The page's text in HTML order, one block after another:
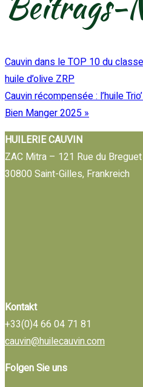
Cauvin dans le TOP 10 du
huile d’olive ZRP
Cauvin récompensée : l’huile
Bien Manger 2025 »
HUILERIE CAUVIN
ZAC Mitra – 121 Rue du Breguet
30800 Saint-Gilles, Frankreich
Kontakt
+33(0)4 66 04 71 81
cauvin@huilecauvin.com
Folgen Sie uns